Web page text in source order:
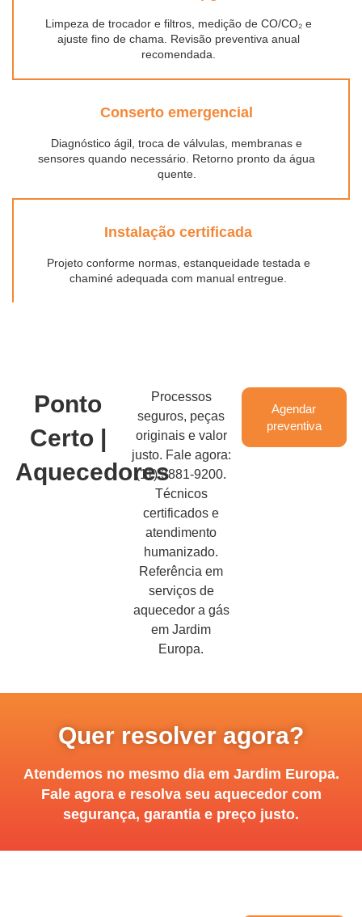
Limpeza de trocador e filtros, medição de CO/CO₂ e
ajuste fino de chama. Revisão preventiva anual
recomendada.
Conserto emergencial
Diagnóstico ágil, troca de válvulas, membranas e
sensores quando necessário. Retorno pronto da água
quente.
Instalação certificada
Projeto conforme normas, estanqueidade testada e
chaminé adequada com manual entregue.
Ponto
Certo |
Aquecedores
Processos
seguros, peças
originais e valor
justo. Fale agora:
(11) 3881-9200.
Técnicos
certificados e
atendimento
humanizado.
Referência em
serviços de
aquecedor a gás
em Jardim
Europa.
Agendar
preventiva
Quer resolver agora?
Atendemos no mesmo dia em Jardim Europa.
Fale agora e resolva seu aquecedor com
segurança, garantia e preço justo.